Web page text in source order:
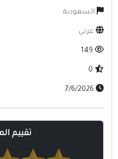
السعودية
عربي
تقييم الموقع